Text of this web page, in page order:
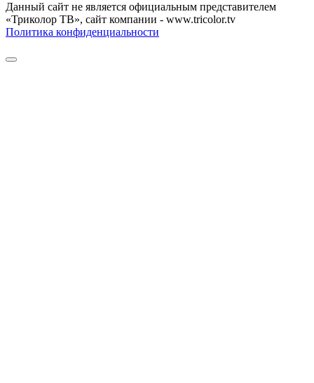
Данный сайт не является официальным представителем
«Триколор ТВ», сайт компании - www.tricolor.tv
Политика конфиденциальности